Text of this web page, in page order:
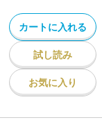
カートに入れる
試し読み
お気に入り